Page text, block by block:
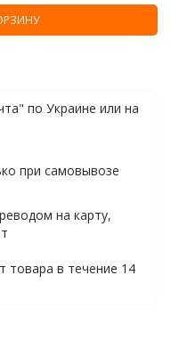
по Украине или на
при самовывозе
на карту,
товара в течение 14